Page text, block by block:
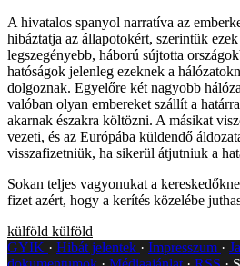
A hivatalos spanyol narratíva az
hibáztatja az állapotokért, szerintük
legszegényebb, háború sújtotta
hatóságok jelenleg ezeknek a
dolgoznak. Egyelőre két nagyobb
valóban olyan embereket szállít a
akarnak északra költözni. A másikat
vezeti, és az Európába küldendő
visszafizetniük, ha sikerül átjutniuk a
Sokan teljes vagyonukat a
fizet azért, hogy a kerítés közelébe
külföld külföld
GYIK
Hibát jelentek Impresszum